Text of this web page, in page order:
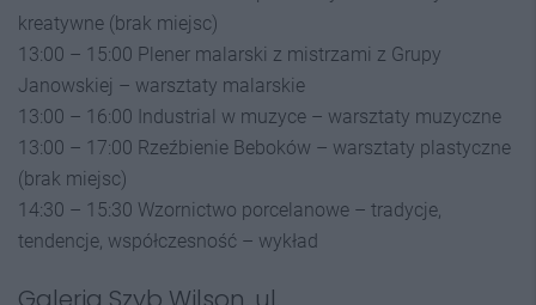
kreatywne (brak miejsc)
13:00 – 15:00 Plener malarski z mistrzami z Grupy
Janowskiej – warsztaty malarskie
13:00 – 16:00 Industrial w muzyce – warsztaty muzyczne
13:00 – 17:00 Rzeźbienie Beboków – warsztaty plastyczne
(brak miejsc)
14:30 – 15:30 Wzornictwo porcelanowe – tradycje,
tendencje, współczesność – wykład